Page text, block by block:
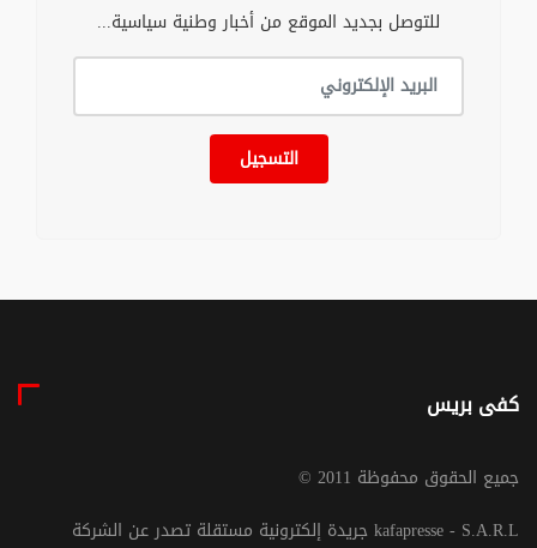
للتوصل بجديد الموقع من أخبار وطنية سياسية...
التسجيل
كفى بريس
© جميع الحقوق محفوظة 2011
جريدة إلكترونية مستقلة تصدر عن الشركة kafapresse - S.A.R.L